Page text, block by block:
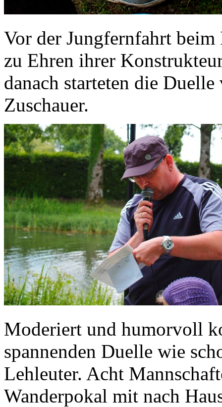
Vor der Jungfernfahrt beim
zu Ehren ihrer
danach starteten die
Zuschauer.
Moderiert und humorvoll
spannenden Duelle wie
Lehleuter. Acht
Wanderpokal mit nach